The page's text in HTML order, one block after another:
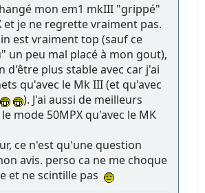
mon em1 mkIII "grippé"
et je ne regrette vraiment pas.
est vraiment top (sauf ce
un peu mal placé à mon gout),
d'être plus stable avec car j'ai
qu'avec le Mk III (et qu'avec
). J'ai aussi de meilleurs
mode 50MPX qu'avec le MK
ce n'est qu'une question
avis. perso ca ne me choque
et ne scintille pas